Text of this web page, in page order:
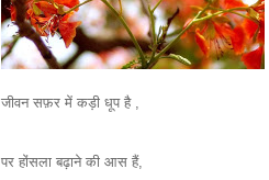
जीवन सफ़र में कड़ी धूप है ,
पर होंसला बढ़ाने की आस हैं,